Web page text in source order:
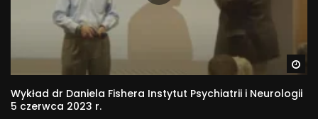
Wykład dr Daniela Fishera Instytut Psychiatrii i Neurologii
5 czerwca 2023 r.